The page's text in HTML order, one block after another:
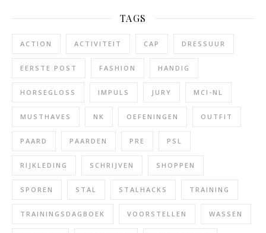
TAGS
ACTION ACTIVITEIT CAP DRESSUUR
EERSTE POST FASHION HANDIG
HORSEGLOSS IMPULS JURY MCI-NL
MUSTHAVES NK OEFENINGEN OUTFIT
PAARD PAARDEN PRE PSL
RIJKLEDING SCHRIJVEN SHOPPEN
SPOREN STAL STALHACKS TRAINING
TRAININGSDAGBOEK VOORSTELLEN WASSEN